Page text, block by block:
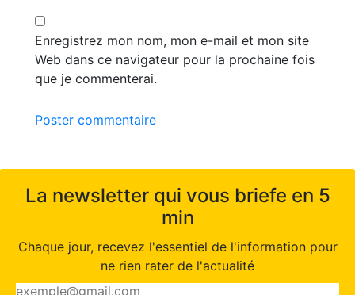
Enregistrez mon nom, mon e-mail et mon site
Web dans ce navigateur pour la prochaine fois
que je commenterai.
Poster commentaire
La newsletter qui vous briefe en 5
min
Chaque jour, recevez l'essentiel de l'information pour
ne rien rater de l'actualité